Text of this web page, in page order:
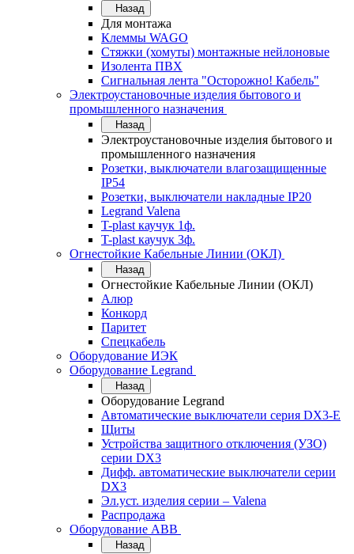
Назад
Для монтажа
Клеммы WAGO
Стяжки (хомуты) монтажные нейлоновые
Изолента ПВХ
Сигнальная лента "Осторожно! Кабель"
Электроустановочные изделия бытового и
промышленного назначения
Назад
Электроустановочные изделия бытового и
промышленного назначения
Розетки, выключатели влагозащищенные
IP54
Розетки, выключатели накладные IP20
Legrand Valena
T-plast каучук 1ф.
T-plast каучук 3ф.
Огнестойкие Кабельные Линии (ОКЛ)
Назад
Огнестойкие Кабельные Линии (ОКЛ)
Алюр
Конкорд
Паритет
Спецкабель
Оборудование ИЭК
Оборудование Legrand
Назад
Оборудование Legrand
Автоматические выключатели серия DX3-E
Щиты
Устройства защитного отключения (УЗО)
серии DX3
Дифф. автоматические выключатели серии
DX3
Эл.уст. изделия серии – Valena
Распродажа
Оборудование АВВ
Назад